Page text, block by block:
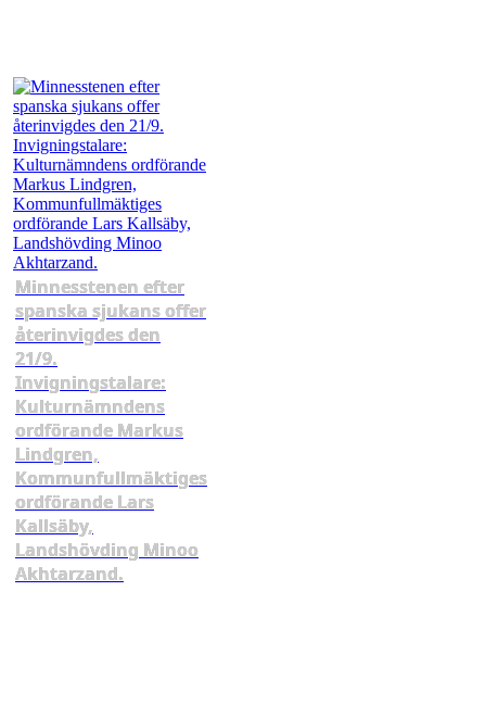
Minnesstenen efter
spanska sjukans offer
återinvigdes den
21/9.
Invigningstalare:
Kulturnämndens
ordförande Markus
Lindgren,
Kommunfullmäktiges
ordförande Lars
Kallsäby,
Landshövding Minoo
Akhtarzand.